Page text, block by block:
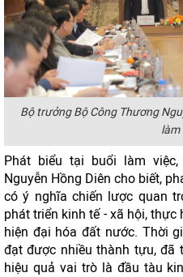
Bộ trưởng Bộ Công Thương
làm
Phát biểu tại buổi làm
Nguyễn Hồng Diên cho biết,
có ý nghĩa chiến lược quan
phát triển kinh tế - xã hội,
hiện đại hóa đất nước. Thời
đạt được nhiều thành tựu, đã
hiệu quả vai trò là đầu tàu